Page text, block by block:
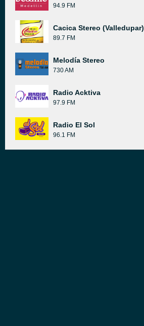
94.9 FM
Cacica Stereo (Valledupar)
89.7 FM
Melodía Stereo
730 AM
Radio Acktiva
97.9 FM
Radio El Sol
96.1 FM